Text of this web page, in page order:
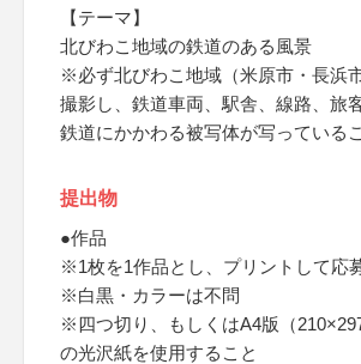
【テーマ】
北びわこ地域の鉄道のある風景
※必ず北びわこ地域（米原市・長浜
撮影し、鉄道車両、駅舎、線路、旅
鉄道にかかわる被写体が写っている
提出物
●作品
※1枚を1作品とし、プリントして応
※白黒・カラーは不問
※四つ切り、もしくはA4版（
の光沢紙を使用すること